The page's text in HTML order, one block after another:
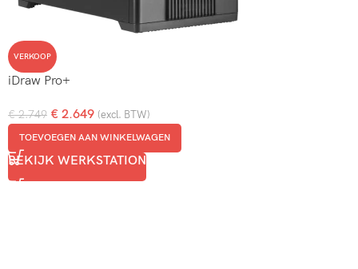
VERKOOP
iDraw Pro+
€2.749 € 2.649 (excl. BTW)
TOEVOEGEN AAN WINKELWAGEN
BEKIJK WERKSTATION